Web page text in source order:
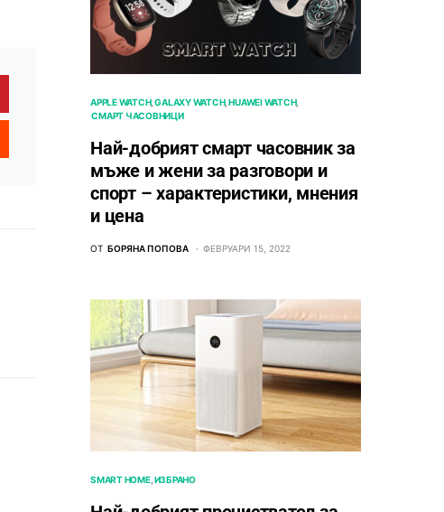
APPLE WATCH GALAXY WATCH HUAWEI WATCH
СМАРТ ЧАСОВНИЦИ
Най-добрият смарт часовник за
мъже и жени за разговори и
спорт – характеристики, мнения
и цена
ОТ БОРЯНА ПОПОВА ФЕВРУАРИ 15, 2022
SMART HOME ИЗБРАНО